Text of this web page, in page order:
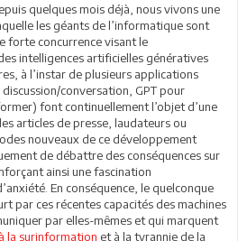
quelques mois déjà, nous vivons une
les géants de l’informatique sont
forte concurrence visant le
intelligences artificielles génératives
à l’instar de plusieurs applications
conversation, GPT pour
font continuellement l’objet d’une
articles de presse, laudateurs ou
nouveaux de ce développement
de débattre des conséquences sur
ainsi une fascination
En conséquence, le quelconque
par ces récentes capacités des machines
par elles-mêmes et qui marquent
la surinformation et à la tyrannie de la